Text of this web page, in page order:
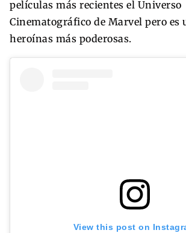
películas más recientes el Universo
Cinematográfico de Marvel pero es
heroínas más poderosas.
View this post on